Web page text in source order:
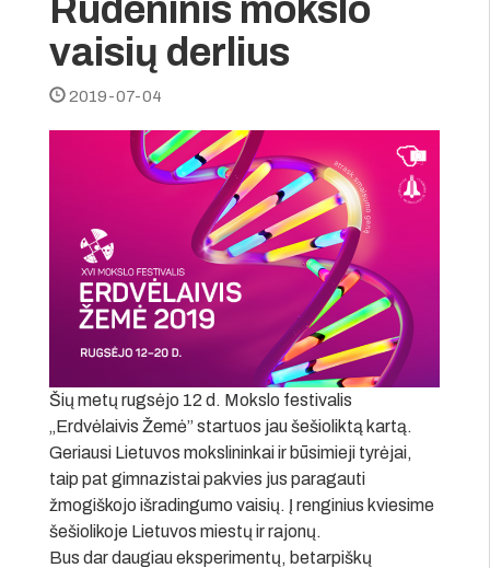
Rudeninis mokslo
vaisių derlius
2019-07-04
Šių metų rugsėjo 12 d. Mokslo festivalis
„Erdvėlaivis Žemė” startuos jau šešioliktą kartą.
Geriausi Lietuvos mokslininkai ir būsimieji tyrėjai,
taip pat gimnazistai pakvies jus paragauti
žmogiškojo išradingumo vaisių. Į renginius kviesime
šešiolikoje Lietuvos miestų ir rajonų.
Bus dar daugiau eksperimentų, betarpiškų